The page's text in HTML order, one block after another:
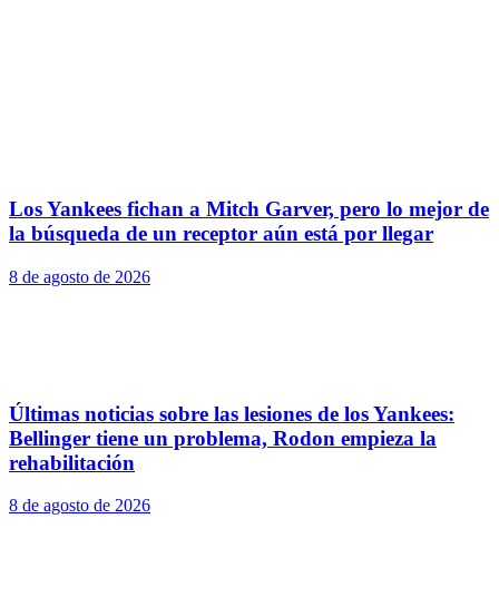
Los Yankees fichan a Mitch Garver, pero lo mejor de
la búsqueda de un receptor aún está por llegar
8 de agosto de 2026
Últimas noticias sobre las lesiones de los Yankees:
Bellinger tiene un problema, Rodon empieza la
rehabilitación
8 de agosto de 2026